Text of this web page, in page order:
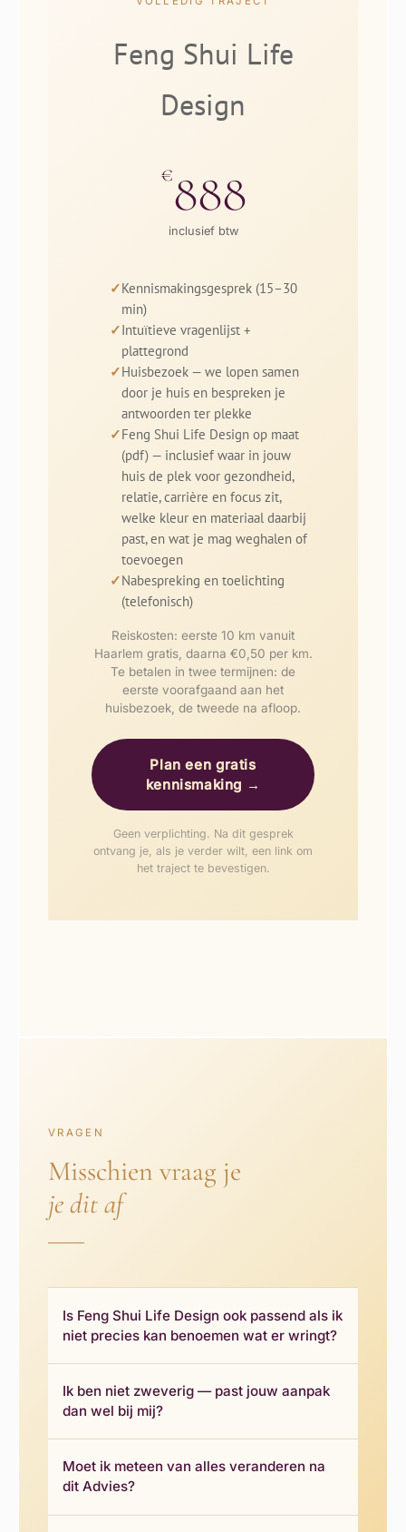
Feng Shui Life
Design
€888
inclusief btw
Kennismakingsgesprek (15–30
min)
Intuïtieve vragenlijst +
plattegrond
Huisbezoek — we lopen samen
door je huis en bespreken je
antwoorden ter plekke
Feng Shui Life Design op maat
(pdf) — inclusief waar in jouw
huis de plek voor gezondheid,
relatie, carrière en focus zit,
welke kleur en materiaal daarbij
past, en wat je mag weghalen of
toevoegen
Nabespreking en toelichting
(telefonisch)
Reiskosten: eerste 10 km vanuit
Haarlem gratis, daarna €0,50 per km.
Te betalen in twee termijnen: de
eerste voorafgaand aan het
huisbezoek, de tweede na afloop.
Plan een gratis
kennismaking →
Geen verplichting. Na dit gesprek
ontvang je, als je verder wilt, een link om
het traject te bevestigen.
VRAGEN
Misschien vraag je
je dit af
Is Feng Shui Life Design ook passend als ik
niet precies kan benoemen wat er wringt?
Ik ben niet zweverig — past jouw aanpak
dan wel bij mij?
Moet ik meteen van alles veranderen na
dit Advies?